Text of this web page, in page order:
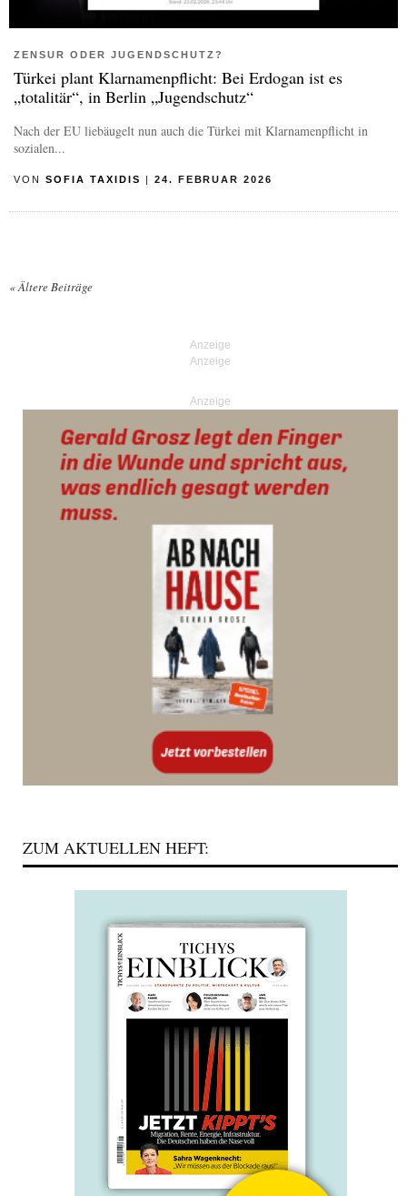
ZENSUR ODER JUGENDSCHUTZ?
Türkei plant Klarnamenpflicht: Bei Erdogan ist es
„totalitär“, in Berlin „Jugendschutz“
Nach der EU liebäugelt nun auch die Türkei mit Klarnamenpflicht in
sozialen...
VON SOFIA TAXIDIS | 24. FEBRUAR 2026
«Ältere Beiträge
Anzeige
ZUM AKTUELLEN HEFT: